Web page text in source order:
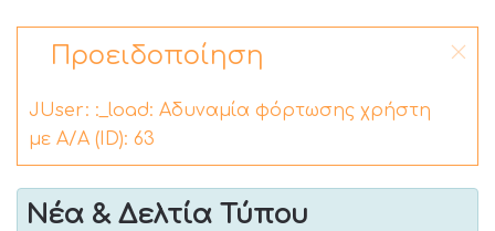
Προειδοποίηση
JUser: :_load: Αδυναμία φόρτωσης χρήστη
με Α/Α (ID): 63
Νέα & Δελτία Τύπου